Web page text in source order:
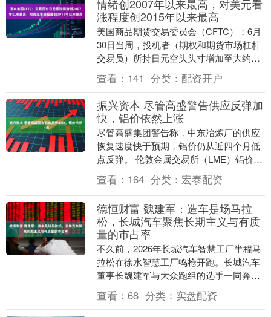
情绪创2007年以来最高，对美元看
涨程度创2015年以来最高
美国商品期货交易委员会（CFTC）：6月
30日当周，投机者（期权和期货市场杠杆
交易员）所持日元空头头寸增加至大约
13.8万手合约，创2007年以来新高。近
期，美....
查看： 141 分类： 配资开户
振兴资本 尽管高盛警告供应反弹加
快，铝价依然上涨
尽管高盛集团警告称，中东冶炼厂的供应
恢复速度快于预期，铝价仍从近四个月低
点反弹。 伦敦金属交易所（LME）铝价上
涨0.8%，收于每公吨3115.50美元。五矿
期....
查看： 164 分类： 宏泰配资
德恒财富 魏建军：造车是场马拉
松，长城汽车聚焦长期主义与有质
量的市占率
不久前，2026年长城汽车智慧工厂半程马
拉松在徐水智慧工厂鸣枪开跑。长城汽车
董事长魏建军与大众跑组的选手一同奔
跑。赛后，魏建军围绕企业发展理念谈
道：锲而不舍的马....
查看： 68 分类： 实盘配资